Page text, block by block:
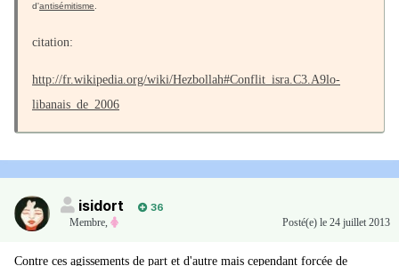
d'antisémitisme.
citation:
http://fr.wikipedia.org/wiki/Hezbollah#Conflit_isra.C3.A9lo-
libanais_de_2006
isidort
36
Membre, Posté(e) le 24 juillet 2013
Contre ces agissements de part et d'autre mais cependant forcée de